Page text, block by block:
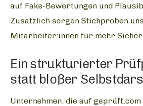
auf Fake-Bewertungen und
Zusätzlich sorgen Stichproben
Mitarbeiter:innen für mehr
Ein strukturierter
statt bloßer
Unternehmen, die auf